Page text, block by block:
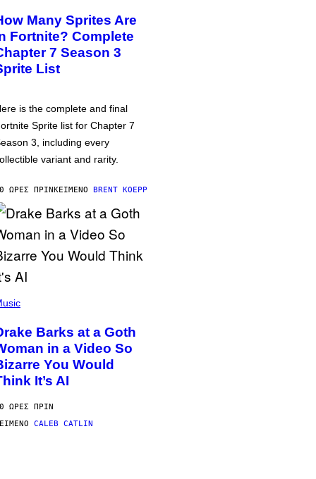
Many Sprites Are
Fortnite? Complete
7 Season 3
List
is the complete and final
Sprite list for Chapter 7
3, including every
variant and rarity.
ΏΡΕΣ ΠΡΙΝΚΕΊΜΕΝΟ BRENT KOEPP
Barks at a Goth
in a Video So
You Would
It’s AI
ΏΡΕΣ ΠΡΙΝ
CALEB CATLIN